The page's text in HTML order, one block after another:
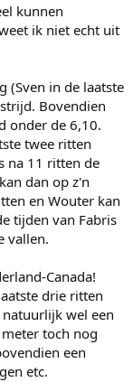
kunnen
ik niet echt uit
(Sven in de laatste
Bovendien
onder de 6,10.
twee ritten
na 11 ritten de
dan op z'n
en Wouter kan
tijden van Fabris
vallen.
Canada!
drie ritten
wel een
toch nog
een
etc.